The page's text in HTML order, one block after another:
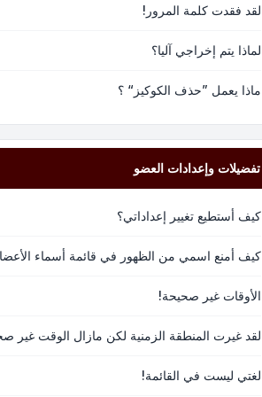
لقد فقدت كلمة المرور!
لماذا يتم إخراجي آليا؟
ماذا يعمل ”حذف الكوكيز“ ؟
تفضيلات وإعدادات العضو
كيف أستطيع تغيير إعداداتي؟
كيف أمنع اسمي من الظهور في قائمة أسماء
الأوقات غير صحيحة!
لقد غيرت المنطقة الزمنية لكن مازال الوقت غير
لغتي ليست في القائمة!